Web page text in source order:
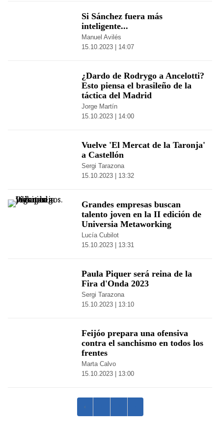
Si Sánchez fuera más
inteligente...
Manuel Avilés
15.10.2023 | 14:07
¿Dardo de Rodrygo a Ancelotti?
Esto piensa el brasileño de la
táctica del Madrid
Jorge Martín
15.10.2023 | 14:00
Vuelve 'El Mercat de la Taronja'
a Castellón
Sergi Tarazona
15.10.2023 | 13:32
Grandes empresas buscan
talento joven en la II edición de
Universia Metaworking
Lucía Cubilot
15.10.2023 | 13:31
Paula Piquer será reina de la
Fira d'Onda 2023
Sergi Tarazona
15.10.2023 | 13:10
Feijóo prepara una ofensiva
contra el sanchismo en todos los
frentes
Marta Calvo
15.10.2023 | 13:00
‹